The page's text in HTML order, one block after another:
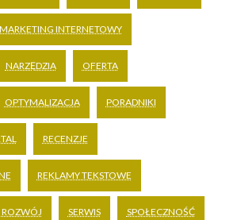
MARKETING INTERNETOWY
NARZĘDZIA OFERTA
OPTYMALIZACJA PORADNIKI
RECENZJE
REKLAMY TEKSTOWE
ROZWÓJ SERWIS SPOŁECZNOŚĆ